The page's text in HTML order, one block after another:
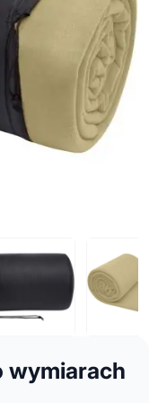
wymiarach